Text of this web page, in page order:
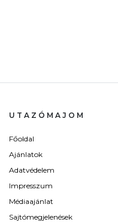
UTAZÓMAJOM
Főoldal
Ajánlatok
Adatvédelem
Impresszum
Médiaajánlat
Sajtómegjelenések